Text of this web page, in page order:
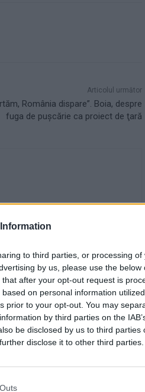
to third parties, or processing
by us, please use the below
after your opt-out request is
on personal information
prior to your opt-out. You may
by third parties on the
be disclosed by us to third parties
disclose it to other third parties.
Articolul următor
România dispare”. Boia, despre
fuga de puşcărie ca proiect de ţară